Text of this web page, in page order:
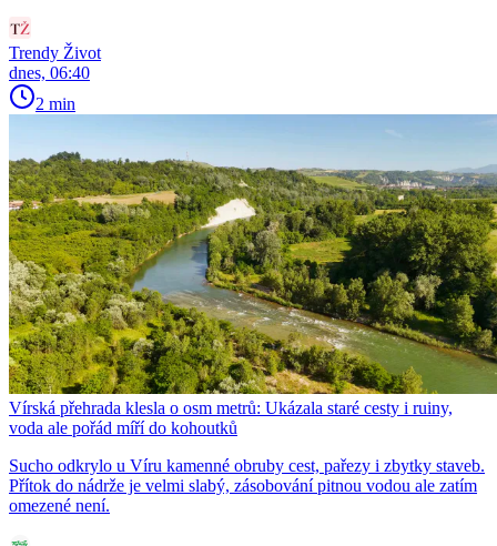
Trendy Život
dnes, 06:40
2 min
Vírská přehrada klesla o osm metrů: Ukázala staré cesty i ruiny,
voda ale pořád míří do kohoutků
Sucho odkrylo u Víru kamenné obruby cest, pařezy i zbytky staveb.
Přítok do nádrže je velmi slabý, zásobování pitnou vodou ale zatím
omezené není.